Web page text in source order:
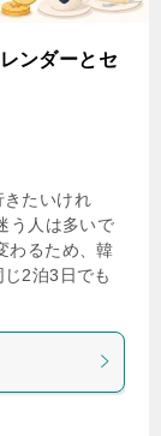
ンダーとセ
きたいけれ
う人は多いで
わるため、韓
2泊3日でも